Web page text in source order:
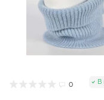
0 В